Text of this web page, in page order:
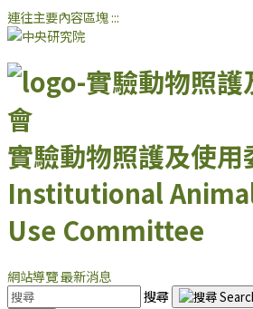
連往主要內容區塊:::
實驗動物照護及使用
Institutional
Use Committee
網站導覽最新消息
搜尋